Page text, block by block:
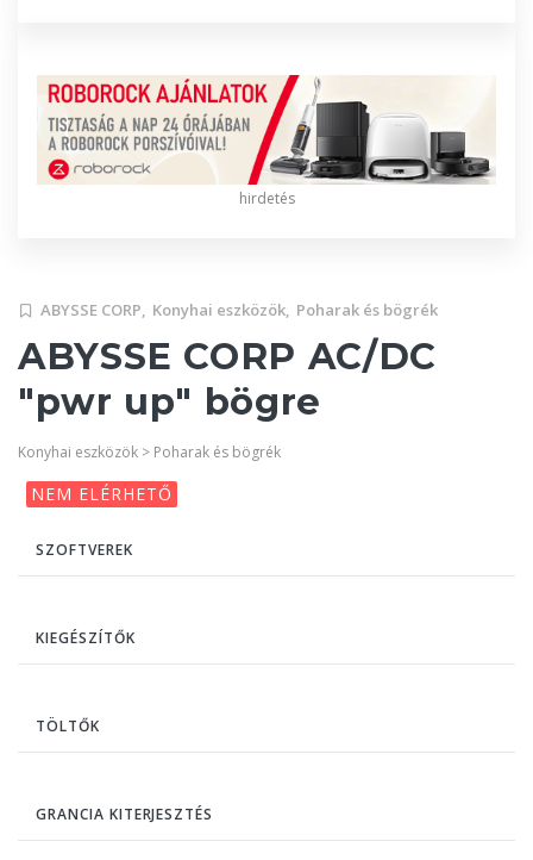
hirdetés
ABYSSE CORP, Konyhai eszközök, Poharak és bögrék
ABYSSE CORP AC/DC
"pwr up" bögre
Konyhai eszközök > Poharak és bögrék
NEM ELÉRHETŐ
SZOFTVEREK
KIEGÉSZÍTŐK
TÖLTŐK
GRANCIA KITERJESZTÉS